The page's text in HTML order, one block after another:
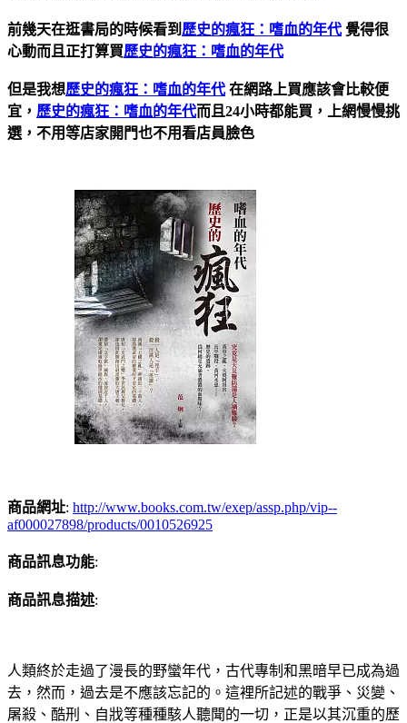
前幾天在逛書局的時候看到 歷史的瘋狂：嗜血的年代覺得很
心動而且正打算買歷史的瘋狂：嗜血的年代
但是我想歷史的瘋狂：嗜血的年代在網路上買應該會比較便
宜， 歷史的瘋狂：嗜血的年代而且24小時都能買，上網慢慢挑
選，不用等店家開門也不用看店員臉色
商品網址: http://www.books.com.tw/exep/assp.php/vip--
af000027898/products/0010526925
商品訊息功能:
商品訊息描述:
人類終於走過了漫長的野蠻年代，古代專制和黑暗早已成為過
去，然而，過去是不應該忘記的。這裡所記述的戰爭、災變、
屠殺、酷刑、自戕等種種駭人聽聞的一切，正是以其沉重的歷